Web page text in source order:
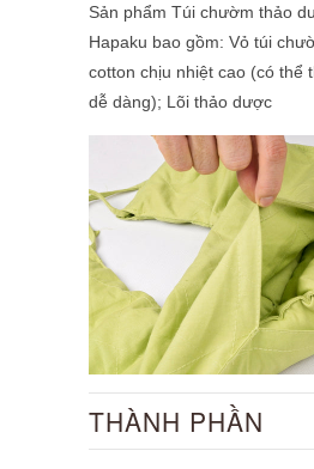
Sản phẩm Túi chườm thảo
Hapaku bao gồm: Vỏ túi
cotton chịu nhiệt cao (có thể
dễ dàng); Lõi thảo dược
THÀNH PHẦN